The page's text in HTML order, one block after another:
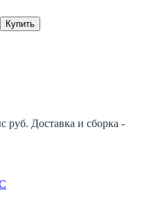
Купить
руб. Доставка и сборка -